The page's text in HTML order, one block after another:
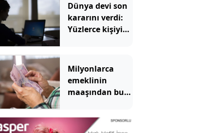
Dünya devi son
kararını verdi:
Yüzlerce kişiyi
Milyonlarca
emeklinin
maaşından bu
kesecekler:
Tutar belli oldu